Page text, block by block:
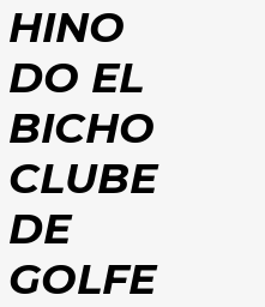
HINO
DO EL
BICHO
CLUBE
DE
GOLFE